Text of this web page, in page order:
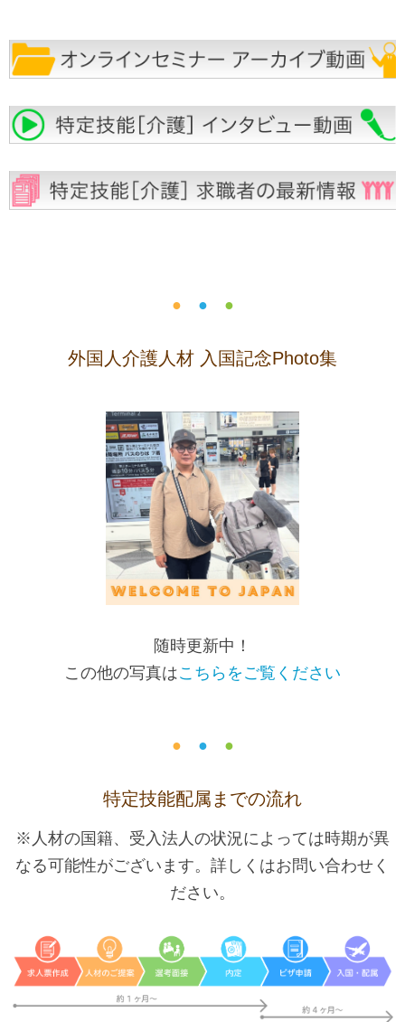
● ● ●
外国人介護人材 入国記念Photo集
随時更新中！
この他の写真はこちらをご覧ください
● ● ●
特定技能配属までの流れ
※人材の国籍、受入法人の状況によっては時期が異
なる可能性がございます。詳しくはお問い合わせく
ださい。